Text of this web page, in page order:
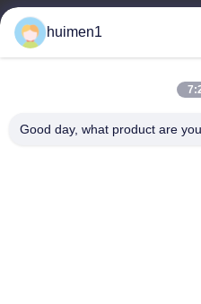
โทรศัพท์
86-18929562701
huimen1
Good day, what product are